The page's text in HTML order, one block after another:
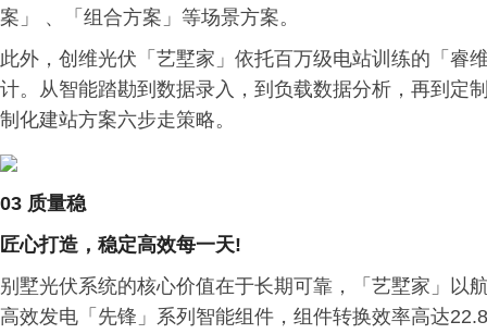
案」 、「组合方案」等场景方案。
此外，创维光伏「艺墅家」依托百万级电站训练的「睿
计。从智能踏勘到数据录入，到负载数据分析，再到定
制化建站方案六步走策略。
03 质量稳
匠心打造，稳定高效每一天!
别墅光伏系统的核心价值在于长期可靠，「艺墅家」以
高效发电「先锋」系列智能组件，组件转换效率高达